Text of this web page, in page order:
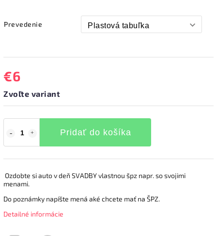
Prevedenie
€6
Zvoľte variant
Pridať do košíka
Ozdobte si auto v deň SVADBY vlastnou špz napr. so svojimi
menami.
Do poznámky napíšte mená aké chcete mať na ŠPZ.
Detailné informácie